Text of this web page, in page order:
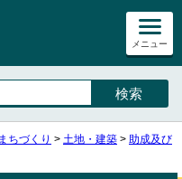
メニュー
ちづくり > 土地・建築 > 助成及び